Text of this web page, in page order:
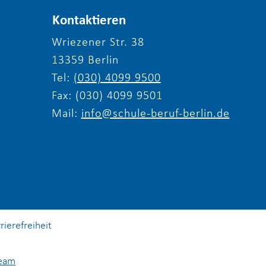
Einladung zum
2026 von
& Beruf Berlin e.V.
Kontaktieren
Wriezener Str. 38
13359 Berlin
Tel: (030) 4099 9500
Fax: (030) 4099 9501
Mail: info@schule-beruf-berlin.de